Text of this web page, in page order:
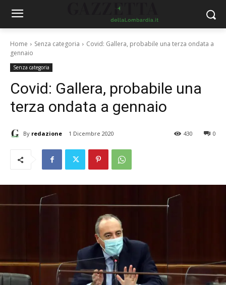
Home Senza categoria
Covid: Gallera, probabile una terza ondata a
gennaio
Senza categoria
Covid: Gallera, probabile una
terza ondata a gennaio
By redazione 1 Dicembre 2020 0
430